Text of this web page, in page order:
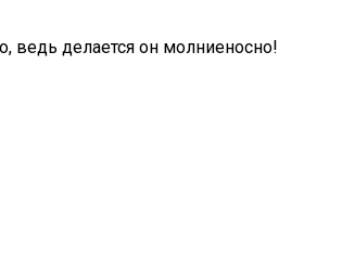
ведь делается он молниеносно!